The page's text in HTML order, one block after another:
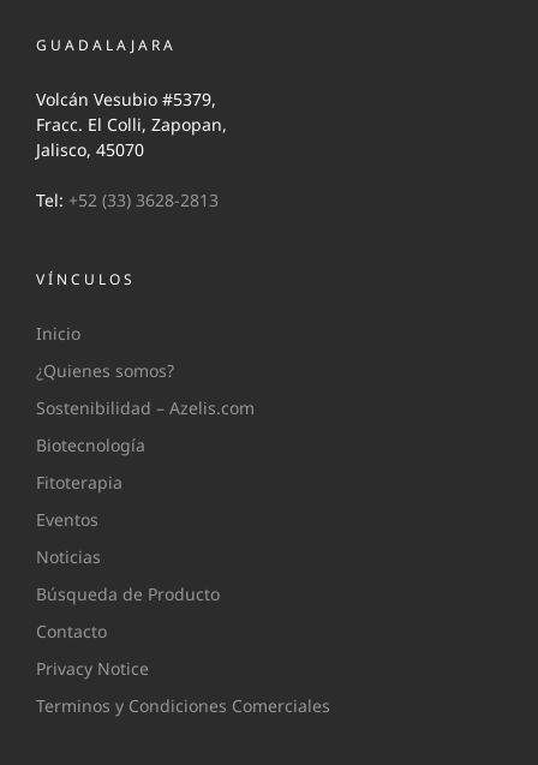
GUADALAJARA
Volcán Vesubio #5379,
Fracc. El Colli, Zapopan,
Jalisco, 45070
Tel: +52 (33) 3628-2813
VÍNCULOS
Inicio
¿Quienes somos?
Sostenibilidad – Azelis.com
Biotecnología
Fitoterapia
Eventos
Noticias
Búsqueda de Producto
Contacto
Privacy Notice
Terminos y Condiciones Comerciales